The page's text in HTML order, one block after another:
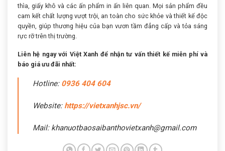
thìa, giấy khô và các ấn phẩm in ấn liên quan. Mọi sản phẩm đều
cam kết chất lượng vượt trội, an toàn cho sức khỏe và thiết kế độc
quyền, giúp thương hiệu của bạn vươn tầm đẳng cấp và tỏa sáng
rực rỡ trên thị trường.
Liên hệ ngay với Việt Xanh để nhận tư vấn thiết kế miễn phí và
báo giá ưu đãi nhất:
Hotline: 0936 404 604
Website: https://vietxanhjsc.vn/
Mail: khanuotbaosaibanthovietxanh@gmail.com